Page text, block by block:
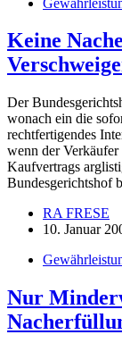
Keine
Der
wonach ein die
rechtfertigendes
wenn der
Kaufvertrags
Bundesgerichtshof
RA FRESE
10. Januar
Nur